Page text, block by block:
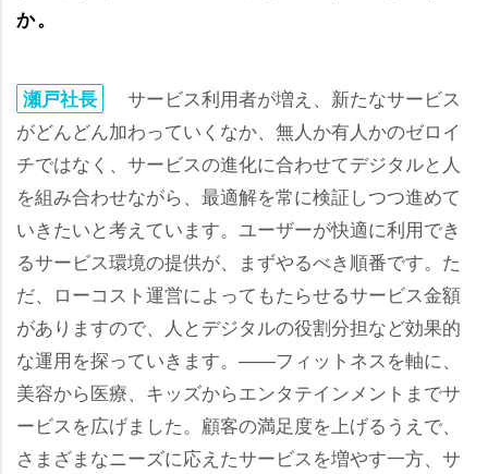
か。
瀬戸社長
サービス利用者が増え、新たなサービス
がどんどん加わっていくなか、無人か有人かのゼロイ
チではなく、サービスの進化に合わせてデジタルと人
を組み合わせながら、最適解を常に検証しつつ進めて
いきたいと考えています。ユーザーが快適に利用でき
るサービス環境の提供が、まずやるべき順番です。た
だ、ローコスト運営によってもたらせるサービス金額
がありますので、人とデジタルの役割分担など効果的
な運用を探っていきます。――フィットネスを軸に、
美容から医療、キッズからエンタテインメントまでサ
ービスを広げました。顧客の満足度を上げるうえで、
さまざまなニーズに応えたサービスを増やす一方、サ